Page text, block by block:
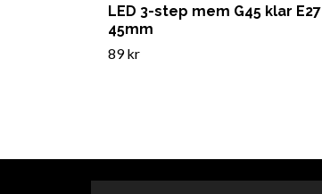
LED 3-step mem G45 klar E27
45mm
89 kr